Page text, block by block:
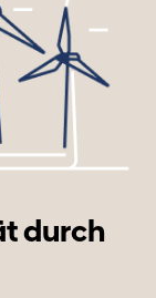
durch